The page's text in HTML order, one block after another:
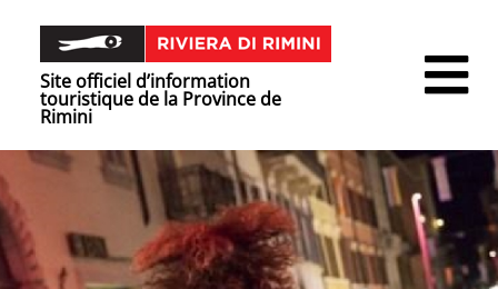
Site officiel d’information
touristique de la Province de
Rimini